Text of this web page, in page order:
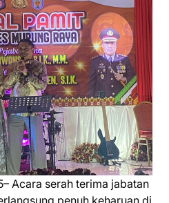
Acara serah terima jabatan
penuh keharuan di